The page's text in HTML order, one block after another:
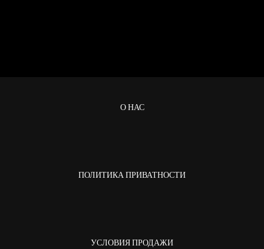
О НАС
ПОЛИТИКА ПРИВАТНОСТИ
УСЛОВИЯ ПРОДАЖИ